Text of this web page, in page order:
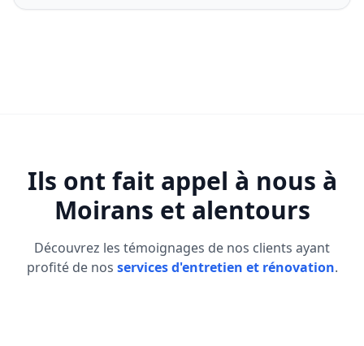
Ils ont fait appel à nous à
Moirans et alentours
Découvrez les témoignages de nos clients ayant
profité de nos services d'entretien et rénovation.